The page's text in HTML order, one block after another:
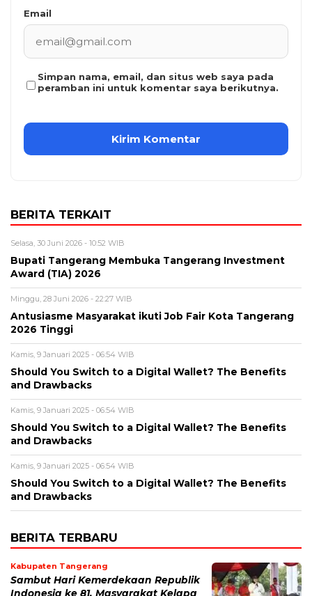
Email
Simpan nama, email, dan situs web saya pada
peramban ini untuk komentar saya berikutnya.
BERITA TERKAIT
Selasa, 30 Juni 2026 - 10:52 WIB
Bupati Tangerang Membuka Tangerang Investment
Award (TIA) 2026
Minggu, 28 Juni 2026 - 22:27 WIB
Antusiasme Masyarakat ikuti Job Fair Kota Tangerang
2026 Tinggi
Kamis, 9 Januari 2025 - 06:54 WIB
Should You Switch to a Digital Wallet? The Benefits
and Drawbacks
Kamis, 9 Januari 2025 - 06:54 WIB
Should You Switch to a Digital Wallet? The Benefits
and Drawbacks
Kamis, 9 Januari 2025 - 06:54 WIB
Should You Switch to a Digital Wallet? The Benefits
and Drawbacks
BERITA TERBARU
Kabupaten Tangerang
Sambut Hari Kemerdekaan Republik
Indonesia ke 81, Masyarakat Kelapa